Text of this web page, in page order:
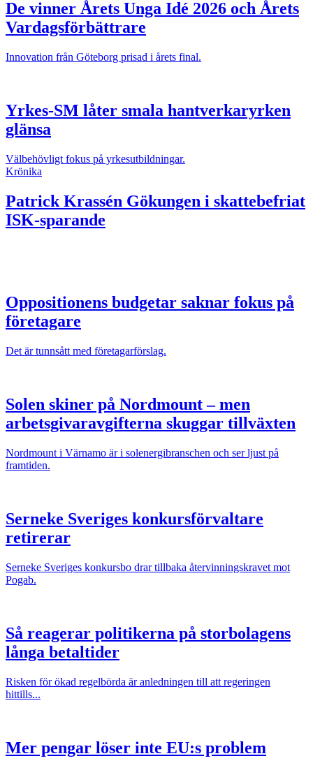
De vinner Årets Unga Idé 2026 och Årets
Vardagsförbättrare
Innovation från Göteborg prisad i årets final.
Yrkes-SM låter smala hantverkaryrken
glänsa
Välbehövligt fokus på yrkesutbildningar.
Krönika
Patrick Krassén Gökungen i skattebefriat
ISK-sparande
Oppositionens budgetar saknar fokus på
företagare
Det är tunnsått med företagarförslag.
Solen skiner på Nordmount – men
arbetsgivaravgifterna skuggar tillväxten
Nordmount i Värnamo är i solenergibranschen och ser ljust på
framtiden.
Serneke Sveriges konkursförvaltare
retirerar
Serneke Sveriges konkursbo drar tillbaka återvinningskravet mot
Pogab.
Så reagerar politikerna på storbolagens
långa betaltider
Risken för ökad regelbörda är anledningen till att regeringen
hittills...
Mer pengar löser inte EU:s problem